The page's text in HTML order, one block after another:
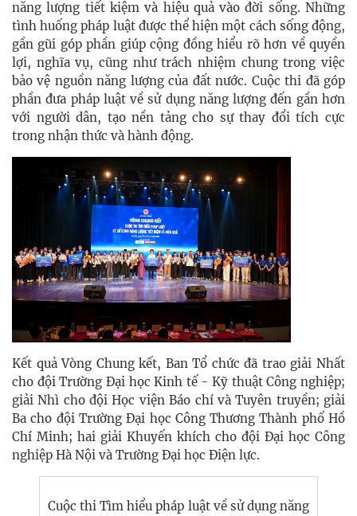
năng lượng tiết kiệm và hiệu quả vào đời sống. Những
tình huống pháp luật được thể hiện một cách sống động,
gần gũi góp phần giúp cộng đồng hiểu rõ hơn về quyền
lợi, nghĩa vụ, cũng như trách nhiệm chung trong việc
bảo vệ nguồn năng lượng của đất nước. Cuộc thi đã góp
phần đưa pháp luật về sử dụng năng lượng đến gần hơn
với người dân, tạo nền tảng cho sự thay đổi tích cực
trong nhận thức và hành động.
Kết quả Vòng Chung kết, Ban Tổ chức đã trao giải Nhất
cho đội Trường Đại học Kinh tế - Kỹ thuật Công nghiệp;
giải Nhì cho đội Học viện Báo chí và Tuyên truyền; giải
Ba cho đội Trường Đại học Công Thương Thành phố Hồ
Chí Minh; hai giải Khuyến khích cho đội Đại học Công
nghiệp Hà Nội và Trường Đại học Điện lực.
Cuộc thi Tìm hiểu pháp luật về sử dụng năng